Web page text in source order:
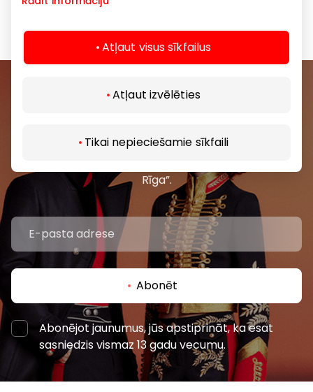
Atļaut visus sīkfailus
Atļaut izvēlēties
Tikai nepieciešamie sīkfaili
Dāvanas, aksesuāri
Pievienojieties mūsu kopienai
pasākumiem un jaunāko informāciju iepirkšanās un
Rīga”.
Abonēt
Abonējot jaunumus, jūs apstiprināt, ka esat
sasniedzis vismaz 13 gadu vecumu.